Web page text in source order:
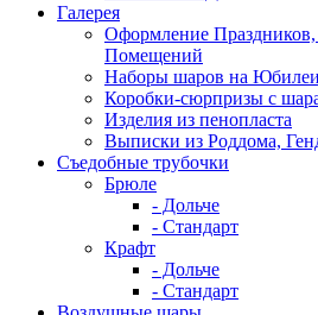
Галерея
Оформление
Помещений
Наборы шаров на
Коробки-сюрпризы с
Изделия из пенопласта
Выписки из Роддома,
Съедобные трубочки
Брюле
- Дольче
- Стандарт
Крафт
- Дольче
- Стандарт